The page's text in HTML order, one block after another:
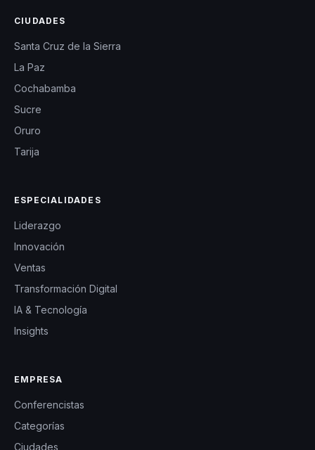
CIUDADES
Santa Cruz de la Sierra
La Paz
Cochabamba
Sucre
Oruro
Tarija
ESPECIALIDADES
Liderazgo
Innovación
Ventas
Transformación Digital
IA & Tecnología
Insights
EMPRESA
Conferencistas
Categorías
Ciudades